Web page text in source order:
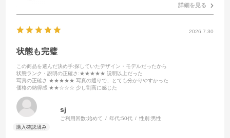
詳細を見る
2026.7.30
状態も完璧
この商品を選んだ決め手:探していたデザイン・モデルだったから
状態ランク・説明の正確さ :★★★★★ 説明以上だった
写真の正確さ :★★★★★ 写真の通りで、とても分かりやすかった
価格の納得感:★★☆☆☆ 少し割高に感じた
sj
ご利用回数:始めて 年代:50代 性別:男性